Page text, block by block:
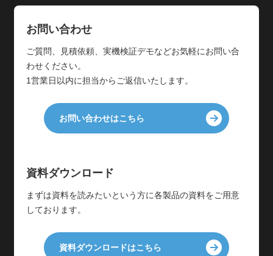
お問い合わせ
ご質問、見積依頼、実機検証デモなどお気軽にお問い合
わせください。
1営業日以内に担当からご返信いたします。
お問い合わせはこちら
資料ダウンロード
まずは資料を読みたいという方に各製品の資料をご用意
しております。
資料ダウンロードはこちら